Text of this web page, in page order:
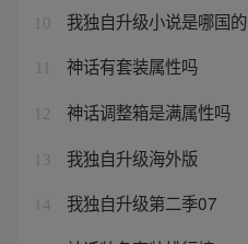
10 我独自升级小说是哪国的
神话有套装属性吗
12 神话调整箱是满属性吗
13 我独自升级海外版
14 我独自升级第二季07